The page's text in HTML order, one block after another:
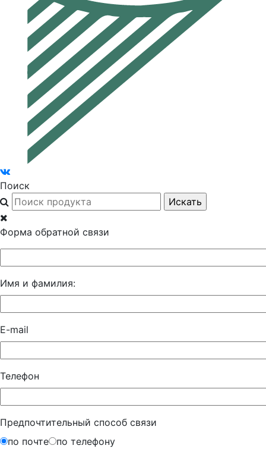
Поиск
Форма обратной связи
Имя и фамилия:
E-mail
Телефон
Предпочтительный способ связи
по почте
по телефону